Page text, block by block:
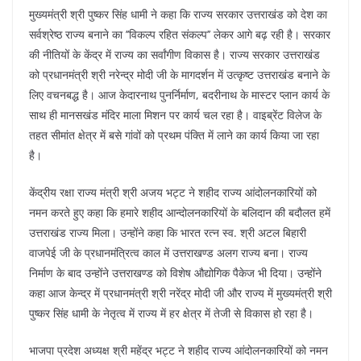
मुख्यमंत्री श्री पुष्कर सिंह धामी ने कहा कि राज्य सरकार उत्तराखंड को देश का
सर्वश्रेष्ठ राज्य बनाने का ’’विकल्प रहित संकल्प’’ लेकर आगे बढ़ रही है। सरकार
की नीतियों के केंद्र में राज्य का सर्वांगीण विकास है। राज्य सरकार उत्तराखंड
को प्रधानमंत्री श्री नरेन्द्र मोदी जी के मागदर्शन में उत्कृष्ट उत्तराखंड बनाने के
लिए वचनबद्ध है। आज केदारनाथ पुनर्निर्माण, बदरीनाथ के मास्टर प्लान कार्य के
साथ ही मानसखंड मंदिर माला मिशन पर कार्य चल रहा है। वाइब्रेंट विलेज के
तहत सीमांत क्षेत्र में बसे गांवों को प्रथम पंक्ति में लाने का कार्य किया जा रहा
है।
केंद्रीय रक्षा राज्य मंत्री श्री अजय भट्ट ने शहीद राज्य आंदोलनकारियों को
नमन करते हुए कहा कि हमारे शहीद आन्दोलनकारियों के बलिदान की बदौलत हमें
उत्तराखंड राज्य मिला। उन्होंने कहा कि भारत रत्न स्व. श्री अटल बिहारी
वाजपेई जी के प्रधानमंत्रित्व काल में उत्तराखण्ड अलग राज्य बना। राज्य
निर्माण के बाद उन्होंने उत्तराखण्ड को विशेष औद्योगिक पैकेज भी दिया। उन्होंने
कहा आज केन्द्र में प्रधानमंत्री श्री नरेंद्र मोदी जी और राज्य में मुख्यमंत्री श्री
पुष्कर सिंह धामी के नेतृत्व में राज्य में हर क्षेत्र में तेजी से विकास हो रहा है।
भाजपा प्रदेश अध्यक्ष श्री महेंद्र भट्ट ने शहीद राज्य आंदोलनकारियों को नमन